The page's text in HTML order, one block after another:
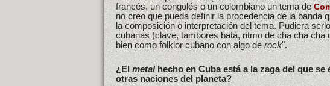
francés, un congolés o un colombiano un tema de
no creo que pueda definir la procedencia de la banda
la composición o interpretación del tema. Pudiera
cubanas (clave, tambores batá, ritmo de cha cha
bien como folklor cubano con algo derock".
¿Elmetalhecho en Cuba está a la zaga del que se
otras naciones del planeta?